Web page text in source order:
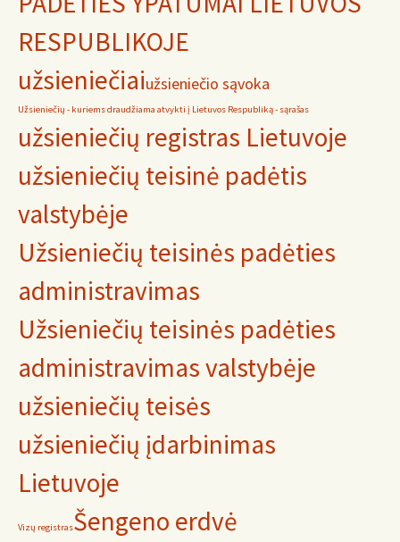
RESPUBLIKOJE
užsieniečiaiužsieniečio sąvoka
Užsieniečių - kuriems draudžiama atvykti į Lietuvos Respubliką - sąrašas
užsieniečių registras Lietuvoje
užsieniečių teisinė padėtis
valstybėje
Užsieniečių teisinės padėties
administravimas
Užsieniečių teisinės padėties
administravimas valstybėje
užsieniečių teisės
užsieniečių įdarbinimas
Lietuvoje
Vizų registrasŠengeno erdvė